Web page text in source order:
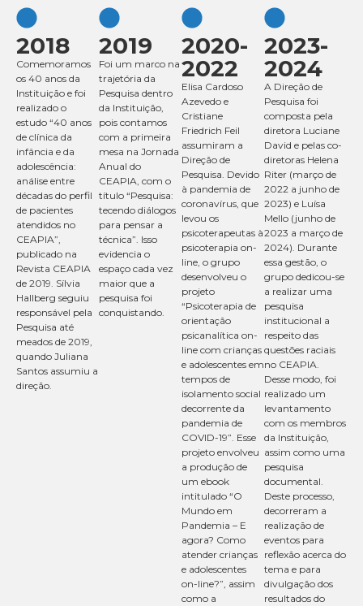
2018
Comemoramos
os 40 anos da
Instituição e foi
realizado o
estudo “40 anos
de clínica da
infância e da
adolescência:
análise entre
décadas do perfil
de pacientes
atendidos no
CEAPIA”,
publicado na
Revista CEAPIA
de 2019. Sílvia
Hallberg seguiu
responsável pela
Pesquisa até
meados de 2019,
quando Juliana
Santos assumiu a
direção.
2019
Foi um marco na
trajetória da
Pesquisa dentro
da Instituição,
pois contamos
com a primeira
mesa na Jornada
Anual do
CEAPIA, com o
título “Pesquisa:
tecendo diálogos
para pensar a
técnica”. Isso
evidencia o
espaço cada vez
maior que a
pesquisa foi
conquistando.
2020-
2022
Elisa Cardoso
Azevedo e
Cristiane
Friedrich Feil
assumiram a
Direção de
Pesquisa. Devido
à pandemia de
coronavírus, que
levou os
psicoterapeutas à
psicoterapia on-
line, o grupo
desenvolveu o
projeto
“Psicoterapia de
orientação
psicanalítica on-
line com crianças
e adolescentes em
tempos de
isolamento social
decorrente da
pandemia de
COVID-19”. Esse
projeto envolveu
a produção de
um ebook
intitulado “O
Mundo em
Pandemia – E
agora? Como
atender crianças
e adolescentes
on-line?”, assim
como a
2023-
2024
A Direção de
Pesquisa foi
composta pela
diretora Luciane
David e pelas co-
diretoras Helena
Riter (março de
2022 a junho de
2023) e Luísa
Mello (junho de
2023 a março de
2024). Durante
essa gestão, o
grupo dedicou-se
a realizar uma
pesquisa
institucional a
respeito das
questões raciais
no CEAPIA.
Desse modo, foi
realizado um
levantamento
com os membros
da Instituição,
assim como uma
pesquisa
documental.
Deste processo,
decorreram a
realização de
eventos para
reflexão acerca do
tema e para
divulgação dos
resultados do